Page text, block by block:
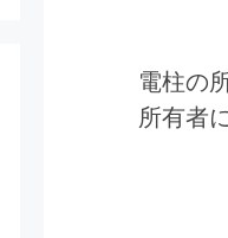
電柱の
所有者